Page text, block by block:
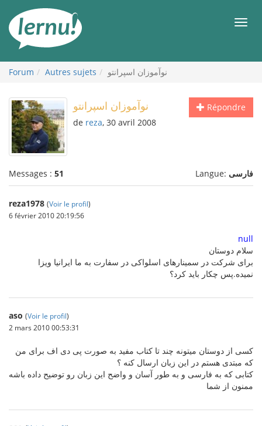
contenu
Forum Autres sujets نوآموزان اسپرانتو
Répondre نوآموزان اسپرانتو
de reza, 30 avril 2008
Messages : 51 Langue: فارسی
reza1978 (Voir le profil)
6 février 2010 20:19:56
null
سلام دوستان
برای شرکت در سمینارهای اسلواکی در سفارت به ما ایرانیا ویزا
نمیده.پس چکار باید کرد؟
aso (Voir le profil)
2 mars 2010 00:53:31
کسی از دوستان میتونه چند تا کتاب مفید به صورت پی دی اف برای من
که مبتدی هستم در این زبان ارسال کنه ؟
کتابی که به فارسی و به طور آسان و واضح این زبان رو توضیح داده باشه
ممنون از شما